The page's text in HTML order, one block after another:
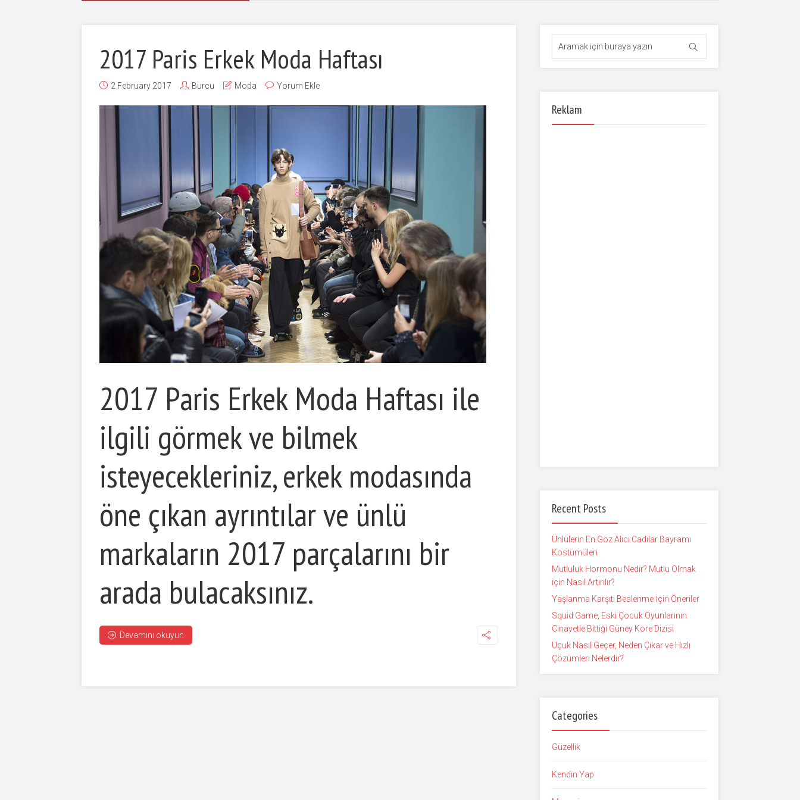
2017 Paris Erkek Moda Haftası
2 February 2017 Burcu Moda Yorum Ekle
2017 Paris Erkek Moda Haftası ile
ilgili görmek ve bilmek
isteyecekleriniz, erkek modasında
öne çıkan ayrıntılar ve ünlü
markaların 2017 parçalarını bir
arada bulacaksınız.
Devamını okuyun
Reklam
Recent Posts
Ünlülerin En Göz Alıcı Cadılar Bayramı
Kostümüleri
Mutluluk Hormonu Nedir? Mutlu Olmak
için Nasıl Artırılır?
Yaşlanma Karşıtı Beslenme İçin Öneriler
Squid Game, Eski Çocuk Oyunlarının
Cinayetle Bittiği Güney Kore Dizisi
Uçuk Nasıl Geçer, Neden Çıkar ve Hızlı
Çözümleri Nelerdir?
Categories
Güzellik
Kendin Yap